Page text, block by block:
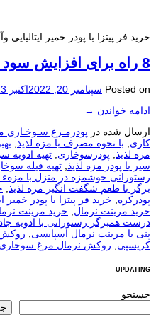
خرید فر پیتزا با پودر خمیر
8 راه برای افزایش سود دهی رستوران شما
Posted on سپتامبر 20, 2022 اکتبر 13, 2022
ادامه خواندن →
ارسال شده در پودرمـرغ سـوخـاری
کاری, با نحوه مصرف با مزه لذیذ,
مزه لذیذ, پودرسوخاری, تهیه ادویه
سیر با پودر مزه لذیذ, تهیه فیله
رستورانی خوشمزه در منزل با مزهء
برگر با طعم شگفت انگیز مزه لذیذ,
پودرکره, خرید فر پیتزا با پودر خمیر
خرید مرینت نرمال, خرید مرینت
درست همبرگر رستورانی با ادویه
پنی با مرینت نرمال اسپایسی,
کریسپی, روکش نرمال مرغ سوخاری
UPDATING
جستجو